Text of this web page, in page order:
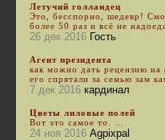
Летучий голландец
Это, бесспорно, шедевр!
более 50 раз и всё не
26 дек 2016 Гость
Агент президента
как можно дать рецензию на
его спрятали за семью зам
7 дек 2016 кардинал
Цветы лиловые полей
Вот это самое то. ...
24 ноя 2016 Agpixpal